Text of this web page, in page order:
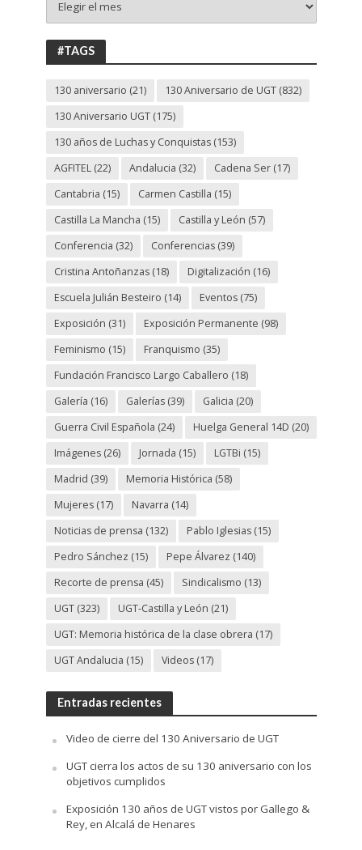
130
ANIVERSARIO
UGT
#TAGS
130 aniversario (21) 130 Aniversario de UGT(832)
130 Aniversario UGT(175)
130 años de Luchas y Conquistas(153)
AGFITEL(22) Andalucia (32) Cadena Ser(17)
Cantabria (15) Carmen Castilla (15)
Castilla La Mancha (15) Castilla y León (57)
Conferencia (32) Conferencias(39)
Cristina Antoñanzas(18) Digitalización (16)
Escuela Julián Besteiro (14) Eventos(75)
Exposición (31) Exposición Permanente (98)
Feminismo (15) Franquismo (35)
Fundación Francisco Largo Caballero (18)
Galería (16) Galerías(39) Galicia (20)
Guerra Civil Española (24) Huelga General 14D (20)
Imágenes(26) Jornada (15) LGTBi (15)
Madrid (39) Memoria Histórica (58)
Mujeres(17) Navarra (14)
Noticias de prensa (132) Pablo Iglesias(15)
Pedro Sánchez (15) Pepe Álvarez (140)
Recorte de prensa (45) Sindicalismo (13)
UGT(323) UGT-Castilla y León (21)
UGT: Memoria histórica de la clase obrera (17)
UGT Andalucia (15) Videos(17)
Entradas recientes
Video de cierre del 130 Aniversario de UGT
UGT cierra los actos de su 130 aniversario con los
objetivos cumplidos
Exposición 130 años de UGT vistos por Gallego &
Rey, en Alcalá de Henares